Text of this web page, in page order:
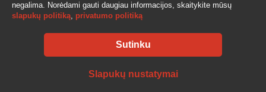
Tel.: +370 610 210 88info@av-auto.lt
negalima. Norėdami gauti daugiau informacijos, skaitykite mūsų
slapukų politiką, privatumo politiką
Sutinku
Slapukų nustatymai